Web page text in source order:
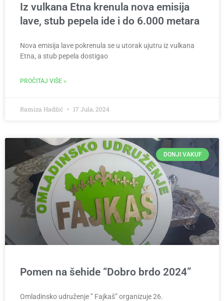
Iz vulkana Etna krenula nova emisija
lave, stub pepela ide i do 6.000 metara
Nova emisija lave pokrenula se u utorak ujutru iz vulkana
Etna, a stub pepela dostigao
PROČITAJ VIŠE »
Ramiza Hadžić 17 Jula, 2024
DONJI VAKUF
Pomen na šehide “Dobro brdo 2024”
Omladinsko udruženje ” Fajkaš” organizuje 26.